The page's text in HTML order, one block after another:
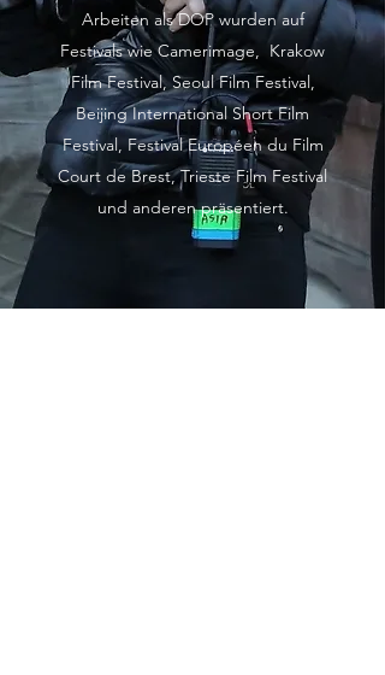
Arbeiten als DOP wurden auf
Festivals wie Camerimage, Krakow
Film Festival, Seoul Film Festival,
Beijing International Short Film
Festival, Festival Européen du Film
Court de Brest, Trieste Film Festival
und anderen präsentiert.